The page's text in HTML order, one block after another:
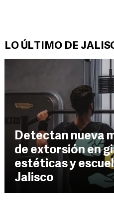
LO ÚLTIMO DE
Detectan nueva
de extorsión en
estéticas y
Jalisco